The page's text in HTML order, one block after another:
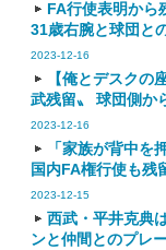
FA行使表明から
31歳右腕と球団と
2023-12-16
【俺とデスクの
武残留〟 球団側か
2023-12-16
「家族が背中を
国内FA権行使も残
2023-12-15
西武・平井克典
ンと仲間とのプレ